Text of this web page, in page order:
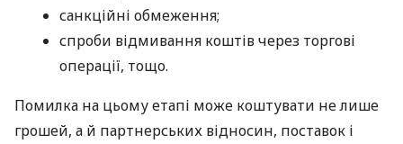
санкційні обмеження;
спроби відмивання коштів через торгові
операції, тощо.
Помилка на цьому етапі може коштувати не лише
грошей, а й партнерських відносин, поставок і